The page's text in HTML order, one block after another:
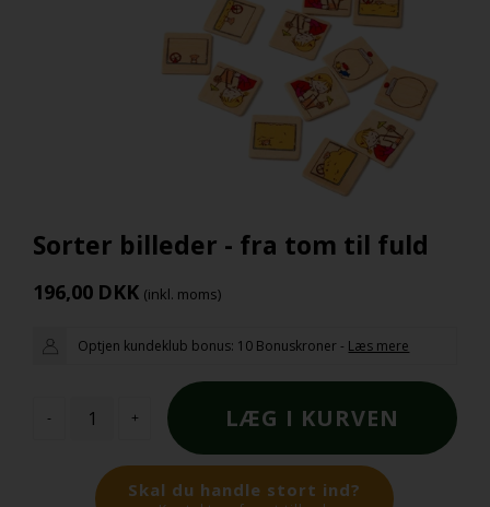
Sorter billeder - fra tom til fuld
196,00 DKK (inkl. moms)
Optjen kundeklub bonus: 10 Bonuskroner - Læs mere
- +
Skal du handle stort ind?